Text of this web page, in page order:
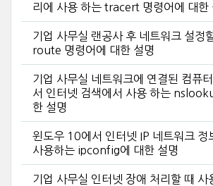
리에 사용 하는 tracert 명령어에 대한
기업 사무실 랜공사 후 네트워크 설정
route 명령어에 대한 설명
기업 사무실 네트워크에 연결된 컴퓨
서 인터넷 검색에서 사용 하는
한 설명
윈도우 10에서 인터넷 IP 네트워크 정
사용하는 ipconfig에 대한 설명
기업 사무실 인터넷 장애 처리할 때 사